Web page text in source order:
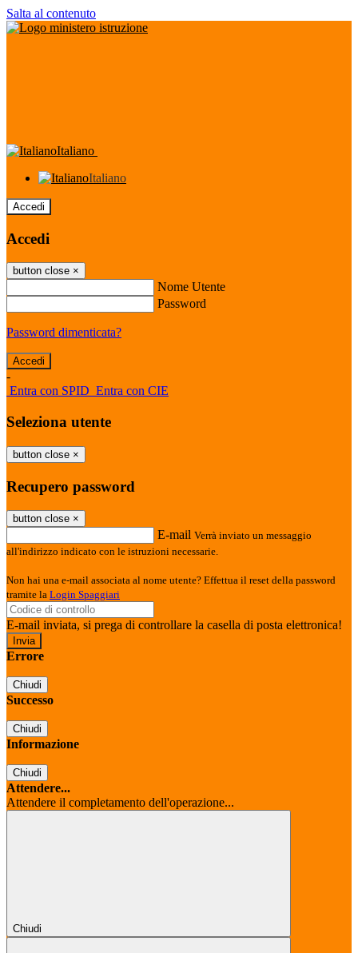
Salta al contenuto
Italiano
Italiano
Accedi
Accedi
button close ×
Nome Utente
Password
Password dimenticata?
-
Entra con SPID Entra con CIE
Seleziona utente
button close ×
Recupero password
button close ×
E-mail Verrà inviato un messaggio
all'indirizzo indicato con le istruzioni necessarie.
Non hai una e-mail associata al nome utente? Effettua il reset della password
tramite la Login Spaggiari
E-mail inviata, si prega di controllare la casella di posta elettronica!
Errore
Chiudi
Successo
Chiudi
Informazione
Chiudi
Attendere...
Attendere il completamento dell'operazione...
Chiudi